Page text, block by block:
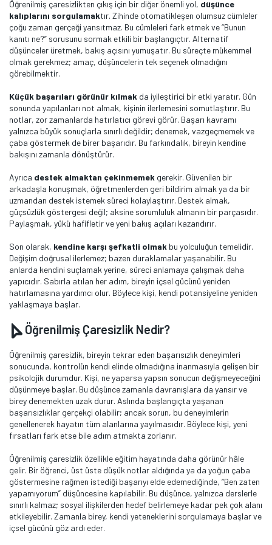
Öğrenilmiş çaresizlikten çıkış için bir diğer önemli yol, düşünce
kalıplarını sorgulamaktır. Zihinde otomatikleşen olumsuz cümleler
çoğu zaman gerçeği yansıtmaz. Bu cümleleri fark etmek ve “Bunun
kanıtı ne?” sorusunu sormak etkili bir başlangıçtır. Alternatif
düşünceler üretmek, bakış açısını yumuşatır. Bu süreçte mükemmel
olmak gerekmez; amaç, düşüncelerin tek seçenek olmadığını
görebilmektir.
Küçük başarıları görünür kılmak da iyileştirici bir etki yaratır. Gün
sonunda yapılanları not almak, kişinin ilerlemesini somutlaştırır. Bu
notlar, zor zamanlarda hatırlatıcı görevi görür. Başarı kavramı
yalnızca büyük sonuçlarla sınırlı değildir; denemek, vazgeçmemek ve
çaba göstermek de birer başarıdır. Bu farkındalık, bireyin kendine
bakışını zamanla dönüştürür.
Ayrıca destek almaktan çekinmemek gerekir. Güvenilen bir
arkadaşla konuşmak, öğretmenlerden geri bildirim almak ya da bir
uzmandan destek istemek süreci kolaylaştırır. Destek almak,
güçsüzlük göstergesi değil; aksine sorumluluk almanın bir parçasıdır.
Paylaşmak, yükü hafifletir ve yeni bakış açıları kazandırır.
Son olarak, kendine karşı şefkatli olmak bu yolculuğun temelidir.
Değişim doğrusal ilerlemez; bazen duraklamalar yaşanabilir. Bu
anlarda kendini suçlamak yerine, süreci anlamaya çalışmak daha
yapıcıdır. Sabırla atılan her adım, bireyin içsel gücünü yeniden
hatırlamasına yardımcı olur. Böylece kişi, kendi potansiyeline yeniden
yaklaşmaya başlar.
Öğrenilmiş Çaresizlik Nedir?
Öğrenilmiş çaresizlik, bireyin tekrar eden başarısızlık deneyimleri
sonucunda, kontrolün kendi elinde olmadığına inanmasıyla gelişen bir
psikolojik durumdur. Kişi, ne yaparsa yapsın sonucun değişmeyeceğini
düşünmeye başlar. Bu düşünce zamanla davranışlara da yansır ve
birey denemekten uzak durur. Aslında başlangıçta yaşanan
başarısızlıklar gerçekçi olabilir; ancak sorun, bu deneyimlerin
genellenerek hayatın tüm alanlarına yayılmasıdır. Böylece kişi, yeni
fırsatları fark etse bile adım atmakta zorlanır.
Öğrenilmiş çaresizlik özellikle eğitim hayatında daha görünür hâle
gelir. Bir öğrenci, üst üste düşük notlar aldığında ya da yoğun çaba
göstermesine rağmen istediği başarıyı elde edemediğinde, “Ben zaten
yapamıyorum” düşüncesine kapılabilir. Bu düşünce, yalnızca derslerle
sınırlı kalmaz; sosyal ilişkilerden hedef belirlemeye kadar pek çok alanı
etkileyebilir. Zamanla birey, kendi yeteneklerini sorgulamaya başlar ve
içsel gücünü göz ardı eder.